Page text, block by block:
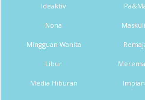
Ideaktiv
Nona
Mingguan Wanita
Libur
Media Hiburan